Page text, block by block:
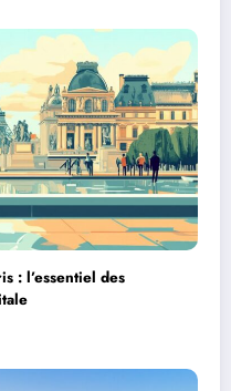
: l’essentiel des